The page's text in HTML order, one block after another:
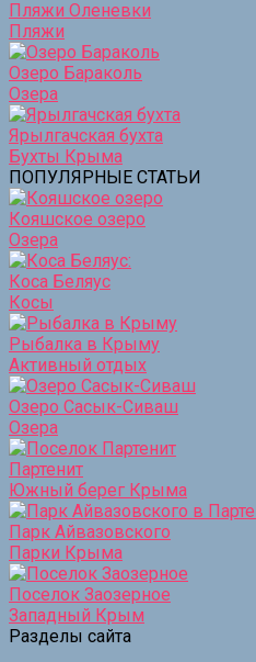
Пляжи Оленевки
Пляжи
Озеро Бараколь
Озера
Ярылгачская бухта
Бухты Крыма
ПОПУЛЯРНЫЕ СТАТЬИ
Кояшское озеро
Озера
Коса Беляус
Косы
Рыбалка в Крыму
Активный отдых
Озеро Сасык-Сиваш
Озера
Партенит
Южный берег Крыма
Парк Айвазовского
Парки Крыма
Поселок Заозерное
Западный Крым
Разделы сайта